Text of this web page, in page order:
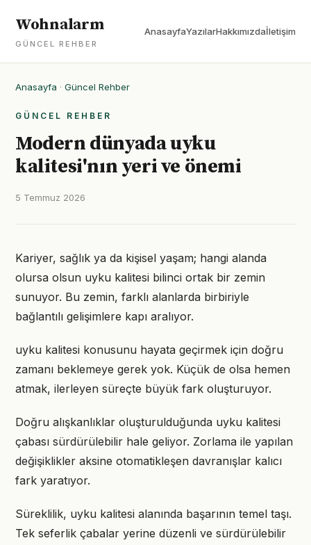
Wohnalarm
GÜNCEL REHBER
AnasayfaYazılarHakkımızdaİletişim
Anasayfa · Güncel Rehber
GÜNCEL REHBER
Modern dünyada uyku
kalitesi'nın yeri ve önemi
5 Temmuz 2026
Kariyer, sağlık ya da kişisel yaşam; hangi alanda
olursa olsun uyku kalitesi bilinci ortak bir zemin
sunuyor. Bu zemin, farklı alanlarda birbiriyle
bağlantılı gelişimlere kapı aralıyor.
uyku kalitesi konusunu hayata geçirmek için doğru
zamanı beklemeye gerek yok. Küçük de olsa hemen
atmak, ilerleyen süreçte büyük fark oluşturuyor.
Doğru alışkanlıklar oluşturulduğunda uyku kalitesi
çabası sürdürülebilir hale geliyor. Zorlama ile yapılan
değişiklikler aksine otomatikleşen davranışlar kalıcı
fark yaratıyor.
Süreklilik, uyku kalitesi alanında başarının temel taşı.
Tek seferlik çabalar yerine düzenli ve sürdürülebilir